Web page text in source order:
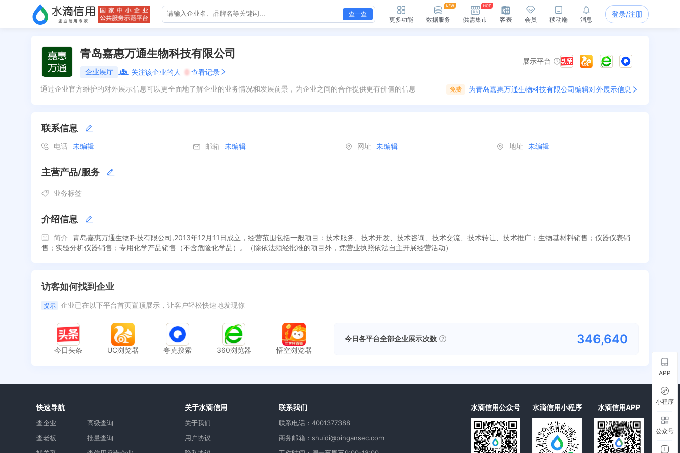
查一查
更多功能 数据服务 供需集市 客表 会员 移动端 消息
登录/注册
青岛嘉惠万通生物科技有限公司
企业展厅 关注该企业的人 0 查看记录
展示平台
通过企业官方维护的对外展示信息可以更全面地了解企业的业务情况和发展前景，为企业之间的合作提供更有价值的信息 免费 为青岛嘉惠万通生物科技有限公司编辑对外展示信息
联系信息
电话 未编辑 邮箱 未编辑 网址 未编辑 地址 未编辑
主营产品/服务
业务标签
介绍信息
简介
青岛嘉惠万通生物科技有限公司,2013年12月11日成立，经营范围包括一般项目：技术服务、技术开发、技术咨询、技术交流、技术转让、技术推广；生物基材料销售；仪器仪表销
售；实验分析仪器销售；专用化学产品销售（不含危险化学品）。（除依法须经批准的项目外，凭营业执照依法自主开展经营活动）
访客如何找到企业
提示 企业已在以下平台首页置顶展示，让客户轻松快速地发现你
今日头条 UC浏览器 夸克搜索 360浏览器 悟空浏览器
今日各平台全部企业展示次数 346,640
快速导航
查企业
查老板
高级查询
批量查询
关于水滴信用
关于我们
用户协议
联系我们
联系电话：4001377388
商务邮箱：shuidi@pingansec.com
水滴信用公众号 水滴信用小程序 水滴信用APP
APP
小程序
公众号